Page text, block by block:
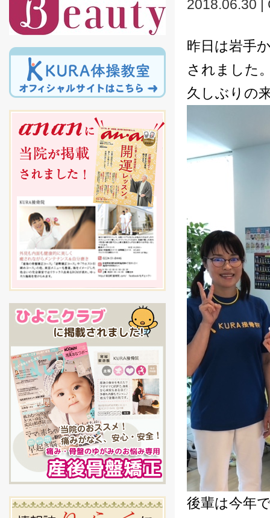
2018.06.30
昨日は岩手
されました
久しぶりの
後輩は今年